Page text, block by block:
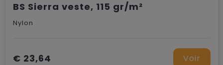
BS Sierra veste, 115 gr/m²
Nylon
€ 23,64 Voir